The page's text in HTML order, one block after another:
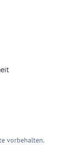
vorbehalten.